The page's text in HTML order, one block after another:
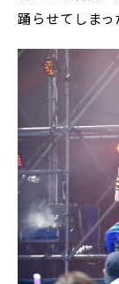
踊らせてしまっ